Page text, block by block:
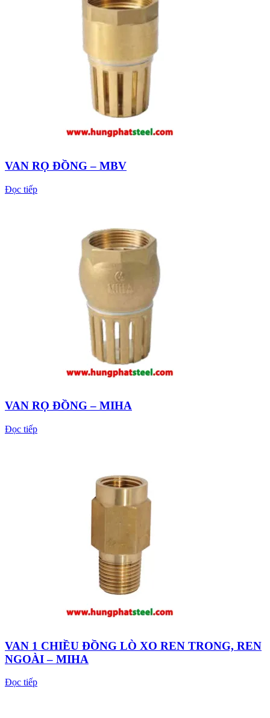
VAN RỌ ĐỒNG – MBV
Đọc tiếp
VAN RỌ ĐỒNG – MIHA
Đọc tiếp
VAN 1 CHIỀU ĐỒNG LÒ XO REN TRONG, REN
NGOÀI – MIHA
Đọc tiếp